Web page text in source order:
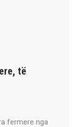
të
fermere nga